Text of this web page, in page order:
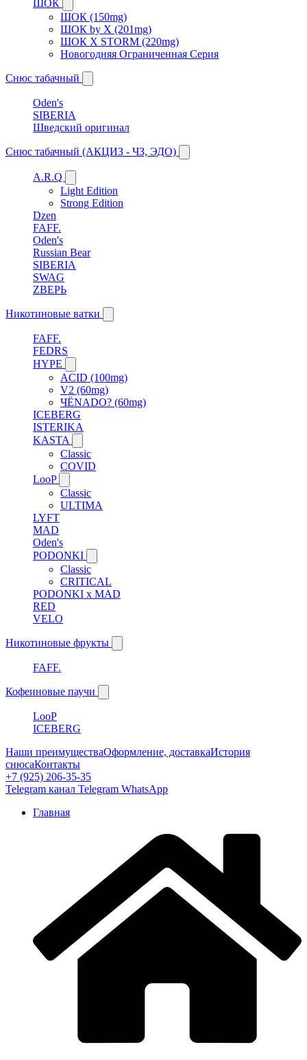
ШОК
ШОК (150mg)
ШОК by X (201mg)
ШОК X STORM (220mg)
Новогодняя Ограниченная Серия
Снюс табачный
Oden's
SIBERIA
Шведский оригинал
Снюс табачный (АКЦИЗ - ЧЗ, ЭДО)
A.R.Q
Light Edition
Strong Edition
Dzen
FAFF.
Oden's
Russian Bear
SIBERIA
SWAG
ZВЕРЬ
Никотиновые ватки
FAFF.
FEDRS
HYPE
ACID (100mg)
V2 (60mg)
ЧЁNADO? (60mg)
ICEBERG
ISTERIKA
KASTA
Classic
COVID
LooP
Classic
ULTIMA
LYFT
MAD
Oden's
PODONKI
Classic
CRITICAL
PODONKI x MAD
RED
VELO
Никотиновые фрукты
FAFF.
Кофеиновые паучи
LooP
ICEBERG
Наши преимуществаОформление, доставкаИстория
снюсаКонтакты
+7 (925) 206-35-35
Telegram канал Telegram WhatsApp
Главная